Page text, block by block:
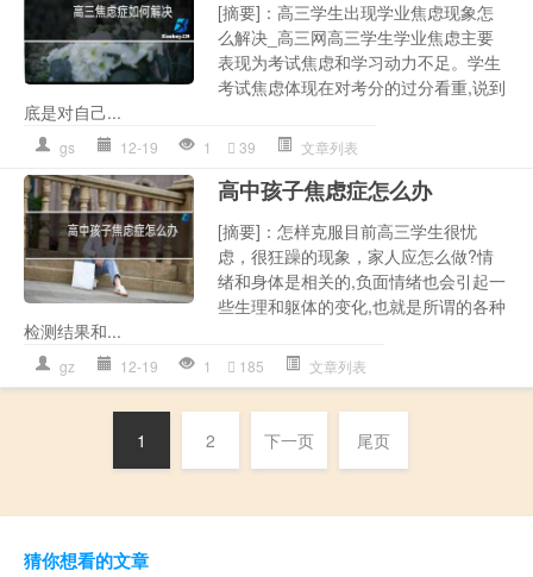
[摘要]：高三学生出现学业焦虑现象怎
么解决_高三网高三学生学业焦虑主要
表现为考试焦虑和学习动力不足。学生
考试焦虑体现在对考分的过分看重,说到
底是对自己...
gs 12-19 1 39 文章列表
高中孩子焦虑症怎么办
[摘要]：怎样克服目前高三学生很忧
虑，很狂躁的现象，家人应怎么做?情
绪和身体是相关的,负面情绪也会引起一
些生理和躯体的变化,也就是所谓的各种
检测结果和...
gz 12-19 1 185 文章列表
1 2 下一页 尾页
猜你想看的文章